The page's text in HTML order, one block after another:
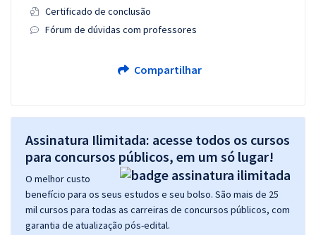
Certificado de conclusão
Fórum de dúvidas com professores
Compartilhar
Assinatura Ilimitada: acesse todos os cursos
para concursos públicos, em um só lugar!
O melhor custo
benefício para os seus estudos e seu bolso. São mais de 25
mil cursos para todas as carreiras de concursos públicos, com
garantia de atualização pós-edital.